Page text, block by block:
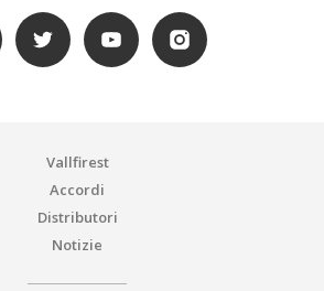
Vallfirest
Accordi
Distributori
Notizie